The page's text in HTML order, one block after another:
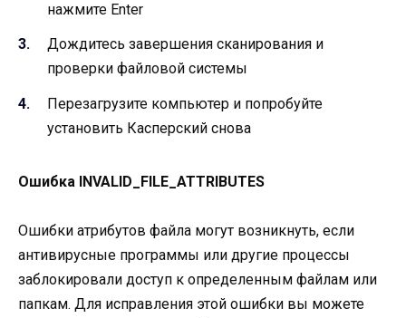
нажмите Enter
Дождитесь завершения сканирования и
проверки файловой системы
Перезагрузите компьютер и попробуйте
установить Касперский снова
Ошибка INVALID_FILE_ATTRIBUTES
Ошибки атрибутов файла могут возникнуть, если
антивирусные программы или другие процессы
заблокировали доступ к определенным файлам или
папкам. Для исправления этой ошибки вы можете